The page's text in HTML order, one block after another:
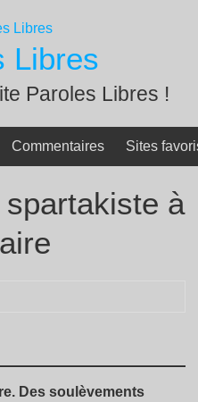
Libres
Paroles Libres !
Commentaires Sites
à
Des soulèvements